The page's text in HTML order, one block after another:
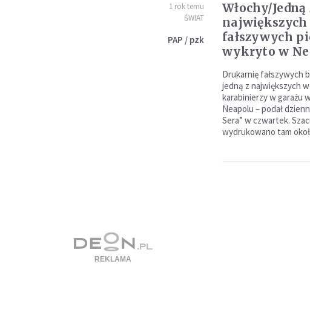
1 rok temu
ŚWIAT
PAP / pzk
Włochy/Jedną
fałszywych
wykryto w
Drukarnię fałszywych
jedną z największych
karabinierzy w garażu
Neapolu – podał
Sera” w czwartek.
wydrukowano tam